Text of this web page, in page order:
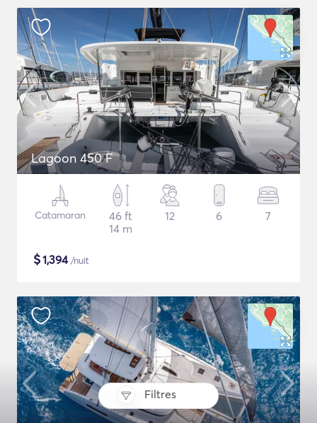
Filtres
Lagoon 450 F
Catamaran
46 ft
14 m
12 6 7
$1,394/nuit